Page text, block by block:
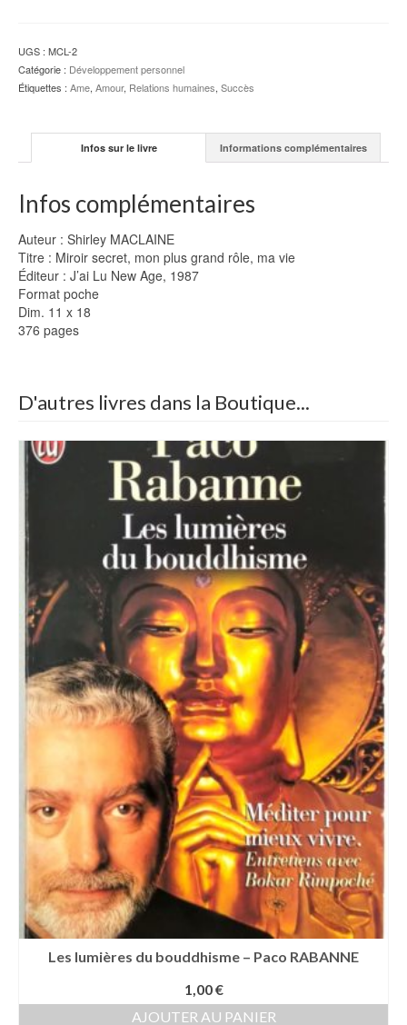
MACLAINE
UGS : MCL-2
Catégorie : Développement personnel
Étiquettes : Ame, Amour, Relations humaines, Succès
Infos sur le livre Informations complémentaires
Infos complémentaires
Auteur : Shirley MACLAINE
Titre : Miroir secret, mon plus grand rôle, ma vie
Éditeur : J’ai Lu New Age, 1987
Format poche
Dim. 11 x 18
376 pages
D'autres livres dans la Boutique...
Les lumières du bouddhisme – Paco RABANNE
1,00€
AJOUTER AU PANIER